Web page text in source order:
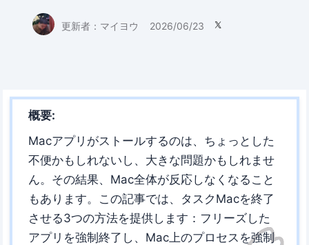
更新者： マイヨウ 2026/06/23 
概要:
Macアプリがストールするのは、ちょっとした
不便かもしれないし、大きな問題かもしれませ
ん。その結果、Mac全体が反応しなくなること
もあります。この記事では、タスクMacを終了
させる3つの方法を提供します：フリーズした
アプリを強制終了し、Mac上のプロセスを強制